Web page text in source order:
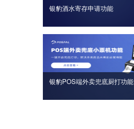
银豹酒水寄存申请功能
银豹POS端外卖兜底厨打功能